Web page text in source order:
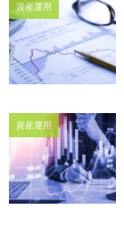
資産運用
資産運用